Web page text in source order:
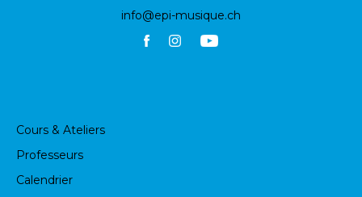
info@epi-musique.ch
Cours & Ateliers
Professeurs
Calendrier